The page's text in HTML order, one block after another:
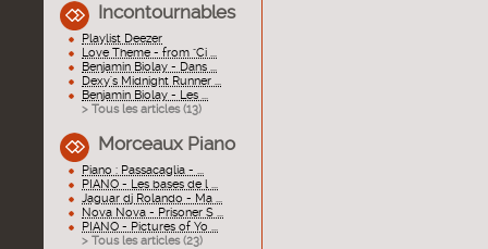
Incontournables
Playlist Deezer
Love Theme - from "Ci ...
Benjamin Biolay - Dans ...
Dexy's Midnight Runner ...
Benjamin Biolay - Les ...
> Tous les articles (13)
Morceaux Piano
Piano : Passacaglia - ...
PIANO - Les bases de l ...
Jaguar dj Rolando - Ma ...
Nova Nova - Prisoner S ...
PIANO - Pictures of Yo ...
> Tous les articles (23)